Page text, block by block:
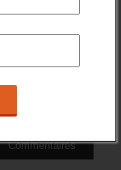
Commentaires